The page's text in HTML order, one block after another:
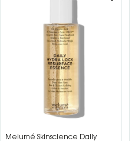
Melumé Skinscience Daily